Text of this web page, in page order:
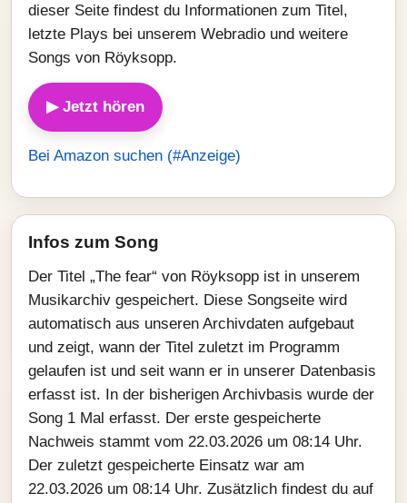
dieser Seite findest du Informationen zum Titel,
letzte Plays bei unserem Webradio und weitere
Songs von Röyksopp.
▶ Jetzt hören
Bei Amazon suchen (#Anzeige)
Infos zum Song
Der Titel „The fear“ von Röyksopp ist in unserem
Musikarchiv gespeichert. Diese Songseite wird
automatisch aus unseren Archivdaten aufgebaut
und zeigt, wann der Titel zuletzt im Programm
gelaufen ist und seit wann er in unserer Datenbasis
erfasst ist. In der bisherigen Archivbasis wurde der
Song 1 Mal erfasst. Der erste gespeicherte
Nachweis stammt vom 22.03.2026 um 08:14 Uhr.
Der zuletzt gespeicherte Einsatz war am
22.03.2026 um 08:14 Uhr. Zusätzlich findest du auf